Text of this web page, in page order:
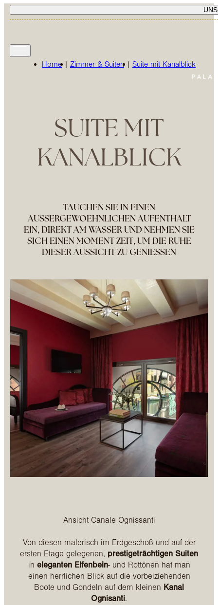
Home| Zimmer & Suiten| Suite mit Kanalblick
SUITE MIT
KANALBLICK
TAUCHEN SIE IN EINEN
AUSSERGEWOEHNLICHEN AUFENTHALT
EIN, DIREKT AM WASSER UND NEHMEN SIE
SICH EINEN MOMENT ZEIT, UM DIE RUHE
DIESER AUSSICHT ZU GENIESSEN
Ansicht Canale Ognissanti
Von diesen malerisch im Erdgeschoß und auf der
ersten Etage gelegenen, prestigeträchtigen Suiten
in eleganten Elfenbein- und Rottönen hat man
einen herrlichen Blick auf die vorbeiziehenden
Boote und Gondeln auf dem kleinen Kanal
Ognisanti.